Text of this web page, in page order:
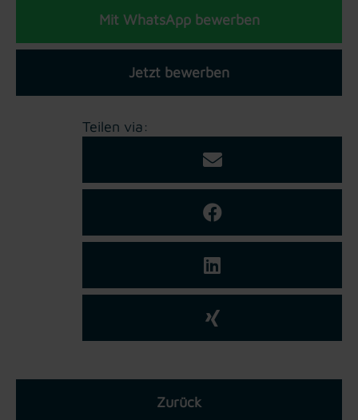
Mit WhatsApp bewerben
Jetzt bewerben
Teilen via:
Zurück